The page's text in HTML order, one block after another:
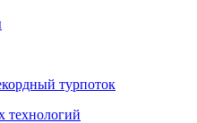
турпоток
технологий